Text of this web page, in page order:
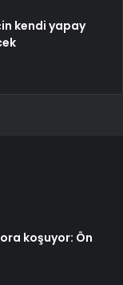
kendi yapay
koşuyor: Ön